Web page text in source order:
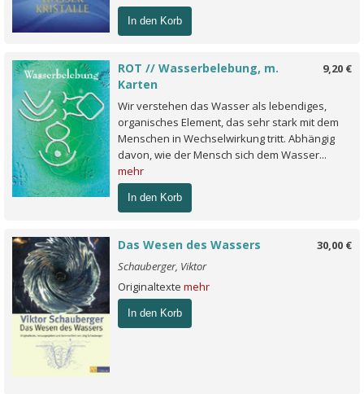
In den Korb
9,20 €
ROT // Wasserbelebung, m.
Karten
Wir verstehen das Wasser als lebendiges,
organisches Element, das sehr stark mit dem
Menschen in Wechselwirkung tritt. Abhängig
davon, wie der Mensch sich dem Wasser...
mehr
In den Korb
30,00 €
Das Wesen des Wassers
Schauberger, Viktor
Originaltexte mehr
In den Korb